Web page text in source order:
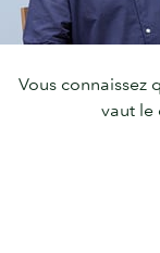
Vous connaissez
vaut le